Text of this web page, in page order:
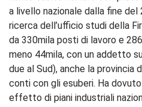
a livello nazionale dalla fine
ricerca dell’ufficio studi della
da 330mila posti di lavoro e
meno 44mila, con un addetto
due al Sud), anche la provincia
conti con gli esuberi. Ha
effetto di piani industriali